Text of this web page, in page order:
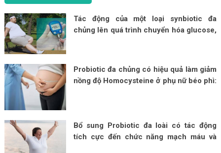
Tác động của một loại synbiotic đa
chủng lên quá trình chuyển hóa glucose,
sống ở bệnh nhân tiểu đường béo phì:
một nghiên cứu thí điểm ngẫu nhiên, mù
đôi, có đối chứng giả dược
Probiotic đa chủng có hiệu quả làm giảm
nồng độ Homocysteine ở phụ nữ béo phì:
Bổ sung Probiotic đa loài có tác động
tích cực đến chức năng mạch máu và